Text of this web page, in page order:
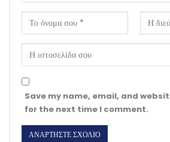
Save my name, email, and
for the next time I comment.